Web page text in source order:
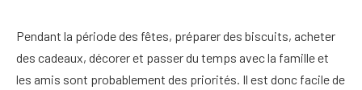
Pendant la période des fêtes, préparer des biscuits, acheter
des cadeaux, décorer et passer du temps avec la famille et
les amis sont probablement des priorités. Il est donc facile de